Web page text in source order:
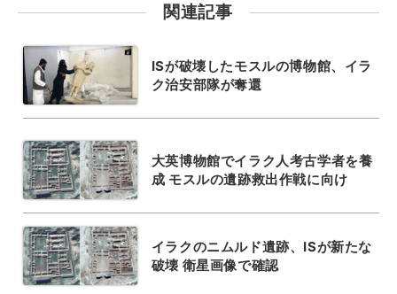
関連記事
ISが破壊したモスルの博物館、イラ
ク治安部隊が奪還
大英博物館でイラク人考古学者を養
成 モスルの遺跡救出作戦に向け
イラクのニムルド遺跡、ISが新たな
破壊 衛星画像で確認